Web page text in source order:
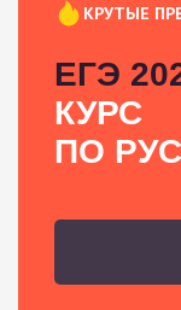
КРУТЫЕ
ЕГЭ
КУРС
ПО